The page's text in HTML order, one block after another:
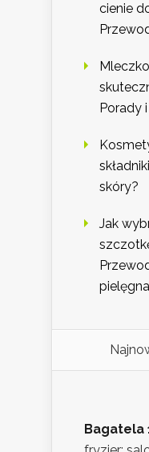
cienie
Porady
skóry?
Jak
Bagatela